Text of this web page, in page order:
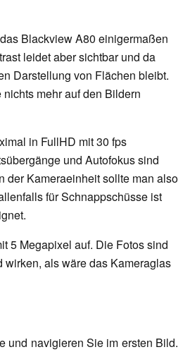
Blackview A80 einigermaßen
leidet aber sichtbar und da
Darstellung von Flächen bleibt.
mehr auf den Bildern
in FullHD mit 30 fps
und Autofokus sind
der Kameraeinheit sollte man also
für Schnappschüsse ist
5 Megapixel auf. Die Fotos sind
wirken, als wäre das Kameraglas
und navigieren Sie im ersten Bild.